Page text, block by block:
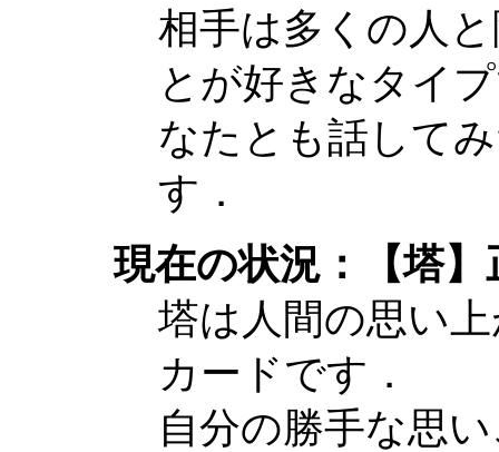
相手は多くの人
とが好きなタイ
なたとも話して
す．
現在の状況：【塔】
塔は人間の思い
カードです．
自分の勝手な思